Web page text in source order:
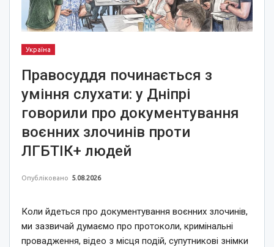
Україна
Правосуддя починається з
уміння слухати: у Дніпрі
говорили про документування
воєнних злочинів проти
ЛГБТІК+ людей
Опубліковано 5.08.2026
Коли йдеться про документування воєнних злочинів,
ми зазвичай думаємо про протоколи, кримінальні
провадження, відео з місця подій, супутникові знімки